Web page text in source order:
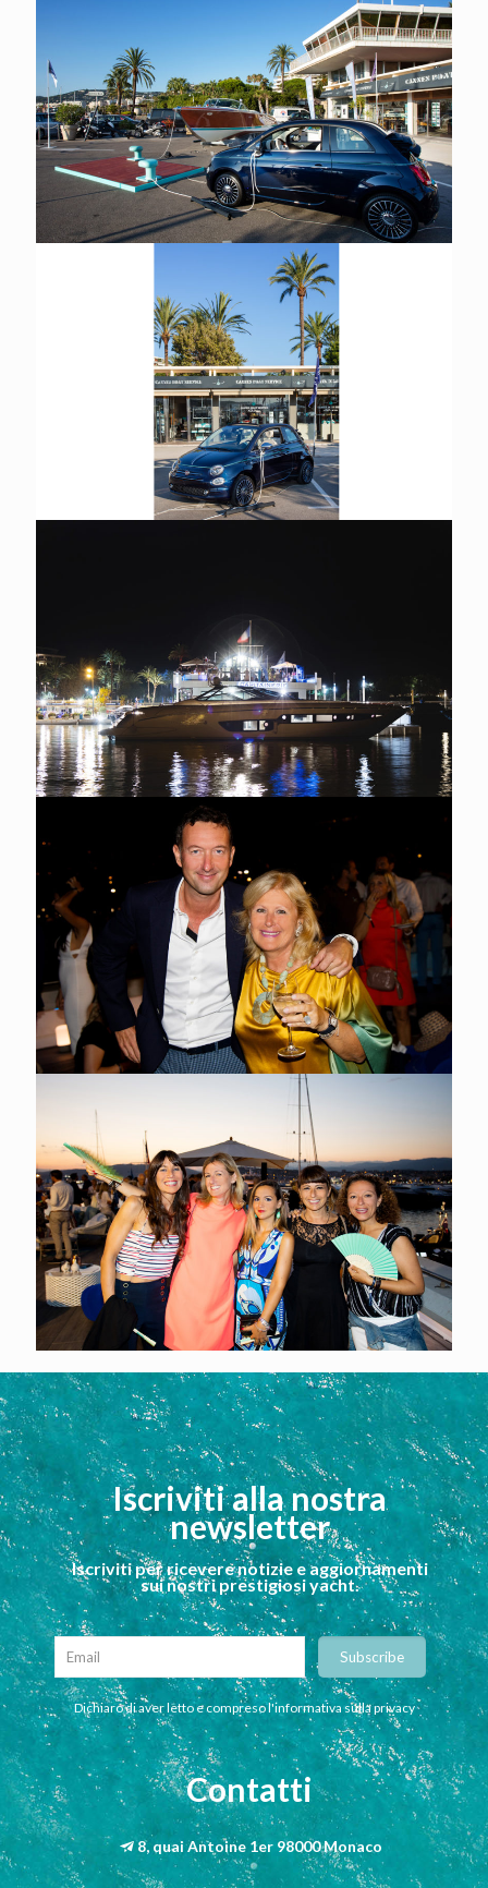
Iscriviti alla nostra
newsletter
Iscriviti per ricevere notizie e aggiornamenti
sui nostri prestigiosi yacht.
Dichiaro di aver letto e compreso l'informativa sulla privacy
Contatti
8, quai Antoine 1er 98000 Monaco